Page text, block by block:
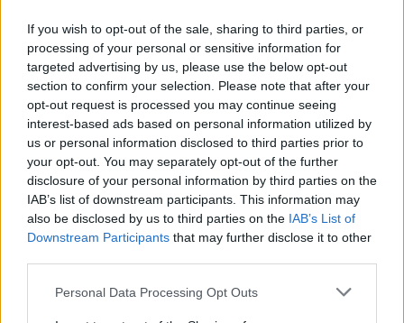
If you wish to opt-out of the sale, sharing to third parties, or
processing of your personal or sensitive information for
targeted advertising by us, please use the below opt-out
section to confirm your selection. Please note that after your
opt-out request is processed you may continue seeing
interest-based ads based on personal information utilized by
us or personal information disclosed to third parties prior to
your opt-out. You may separately opt-out of the further
disclosure of your personal information by third parties on the
IAB’s list of downstream participants. This information may
also be disclosed by us to third parties on the IAB’s List of
Downstream Participants that may further disclose it to other
Personal Data Processing Opt Outs
μάθετε πρώτοι τα πιο hot νέα.
Ακολουθήστε το Pink.gr και στοInstagram
ΔΙΑΦΗΜΙΣΗ